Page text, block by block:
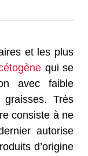
et les plus
qui se
avec faible
Très
consiste à ne
autorise
d’origine